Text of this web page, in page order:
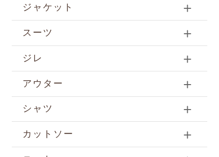
ジャケット
スーツ
ジレ
アウター
シャツ
カットソー